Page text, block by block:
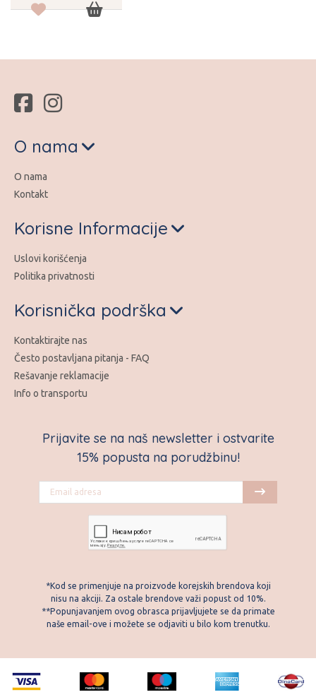
Prijavite se na naš newsletter i ostvarite
15% popusta na porudžbinu!
*Kod se primenjuje na proizvode korejskih brendova koji
nisu na akciji. Za ostale brendove važi popust od 10%.
**Popunjavanjem ovog obrasca prijavljujete se da primate
naše email-ove i možete se odjaviti u bilo kom trenutku.
O nama
O nama
Kontakt
Korisne Informacije
Uslovi korišćenja
Politika privatnosti
Korisnička podrška
Kontaktirajte nas
Često postavljana pitanja - FAQ
Rešavanje reklamacije
Info o transportu